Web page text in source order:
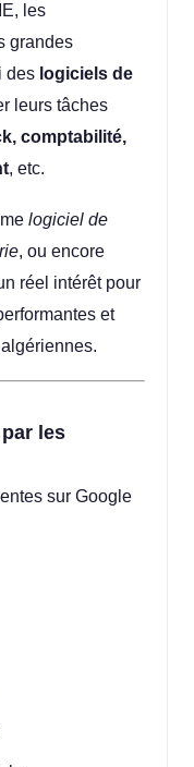
les
grandes
des logiciels de
leurs tâches
comptabilité,
, etc.
logiciel de
, ou encore
réel intérêt pour
et
les
sur Google